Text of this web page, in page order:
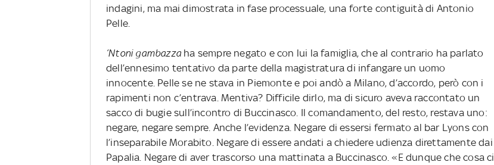
indagini, ma mai dimostrata in fase processuale, una forte contiguità di Antonio
Pelle.
’Ntoni gambazza ha sempre negato e con lui la famiglia, che al contrario ha parlato
dell’ennesimo tentativo da parte della magistratura di infangare un uomo
innocente. Pelle se ne stava in Piemonte e poi andò a Milano, d’accordo, però con i
rapimenti non c’entrava. Mentiva? Difficile dirlo, ma di sicuro aveva raccontato un
sacco di bugie sull’incontro di Buccinasco. Il comandamento, del resto, restava uno:
negare, negare sempre. Anche l’evidenza. Negare di essersi fermato al bar Lyons con
l’inseparabile Morabito. Negare di essere andati a chiedere udienza direttamente dai
Papalia. Negare di aver trascorso una mattinata a Buccinasco. «E dunque che cosa ci